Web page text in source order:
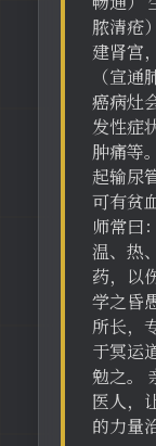
脓清疮
建肾宫
（宣
癌病灶
发性症
肿痛等
起输尿
可有贫
师常曰
温、热
药，以
学之昏
所长，
于冥运
勉之。
医人，
的力量